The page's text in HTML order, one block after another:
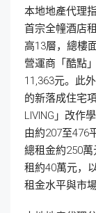
本地地產代理
首宗全幢酒店
高13層，總樓
營運商「酷點
11,363元。此
的新落成住宅項
LIVING」改作
由約207至476
總租金約250
租約40萬元，
租金水平與市